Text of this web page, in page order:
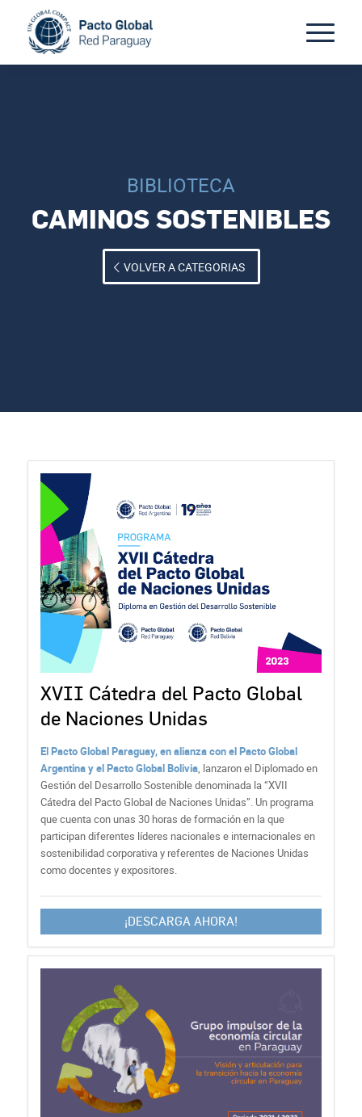
BIBLIOTECA
CAMINOS SOSTENIBLES
VOLVER A CATEGORIAS
XVII Cátedra del Pacto Global
de Naciones Unidas
El Pacto Global Paraguay, en alianza con el Pacto Global
Argentina y el Pacto Global Bolivia, lanzaron el Diplomado en
Gestión del Desarrollo Sostenible denominada la “XVII
Cátedra del Pacto Global de Naciones Unidas”. Un programa
que cuenta con unas 30 horas de formación en la que
participan diferentes líderes nacionales e internacionales en
sostenibilidad corporativa y referentes de Naciones Unidas
como docentes y expositores.
¡DESCARGA AHORA!